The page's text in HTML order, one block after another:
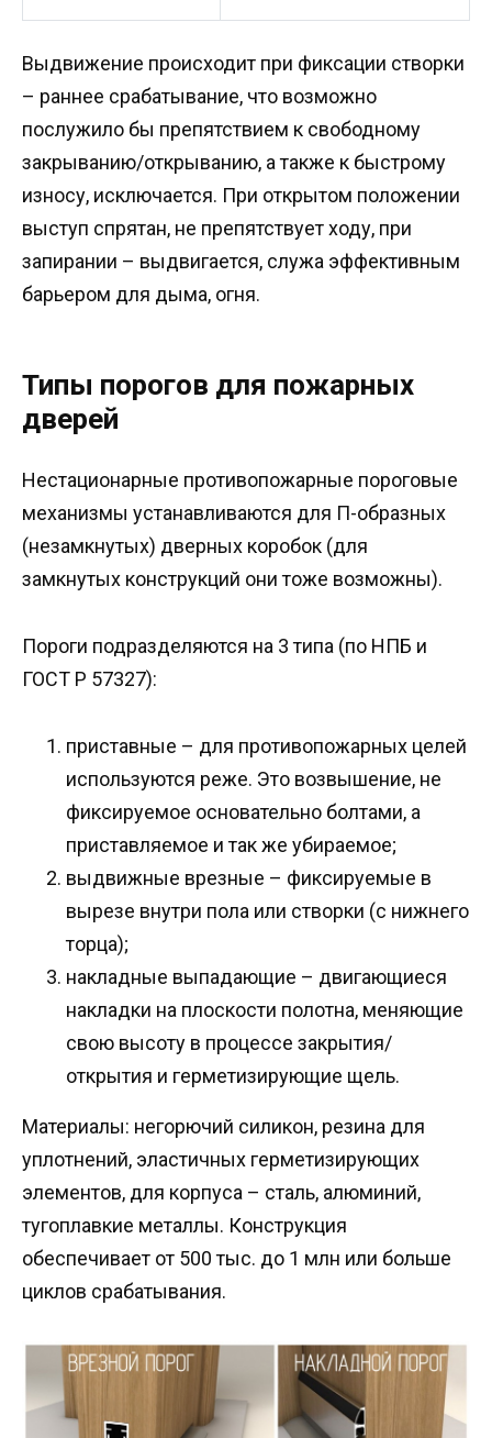
Выдвижение происходит при фиксации створки
– раннее срабатывание, что возможно
послужило бы препятствием к свободному
закрыванию/открыванию, а также к быстрому
износу, исключается. При открытом положении
выступ спрятан, не препятствует ходу, при
запирании – выдвигается, служа эффективным
барьером для дыма, огня.
Типы порогов для пожарных
дверей
Нестационарные противопожарные пороговые
механизмы устанавливаются для П-образных
(незамкнутых) дверных коробок (для
замкнутых конструкций они тоже возможны).
Пороги подразделяются на 3 типа (по НПБ и
ГОСТ Р 57327):
приставные – для противопожарных целей
используются реже. Это возвышение, не
фиксируемое основательно болтами, а
приставляемое и так же убираемое;
выдвижные врезные – фиксируемые в
вырезе внутри пола или створки (с нижнего
торца);
накладные выпадающие – двигающиеся
накладки на плоскости полотна, меняющие
свою высоту в процессе закрытия/
открытия и герметизирующие щель.
Материалы: негорючий силикон, резина для
уплотнений, эластичных герметизирующих
элементов, для корпуса – сталь, алюминий,
тугоплавкие металлы. Конструкция
обеспечивает от 500 тыс. до 1 млн или больше
циклов срабатывания.